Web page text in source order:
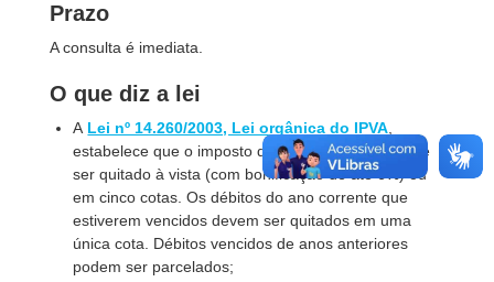
Prazo
A consulta é imediata.
O que diz a lei
A Lei nº 14.260/2003, Lei orgânica do IPVA
estabelece que o imposto devido anualmente pode
ser quitado à vista (com bonificação de até6%
) ou
em cinco cotas. Os débitos do ano corrente que
estiverem vencidos devem ser quitados em uma
única cota. Débitos vencidos de anos anteriores
podem ser parcelados;